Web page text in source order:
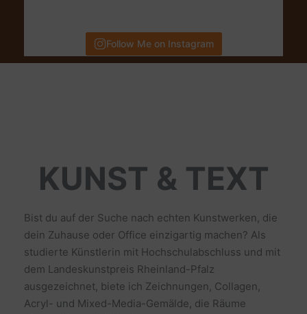
Follow Me on Instagram
KUNST & TEXT
Bist du auf der Suche nach echten Kunstwerken, die
dein Zuhause oder Office einzigartig machen? Als
studierte Künstlerin mit Hochschulabschluss und mit
dem Landeskunstpreis Rheinland-Pfalz
ausgezeichnet, biete ich Zeichnungen, Collagen,
Acryl- und Mixed-Media-Gemälde, die Räume